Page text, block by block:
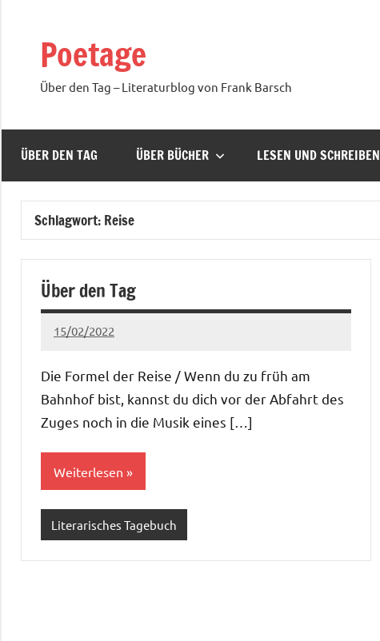
springenPoetage
Über den Tag – Literaturblog von Frank Barsch
ÜBER DEN TAG ÜBER BÜCHER LESEN UND SCHREIBEN
Schlagwort: Reise
Über den Tag
15/02/2022
Ria
Keine
Die Formel der Reise / Wenn du zu früh am
Bahnhof bist, kannst du dich vor der Abfahrt des
Zuges noch in die Musik eines […]
Weiterlesen
Literarisches Tagebuch